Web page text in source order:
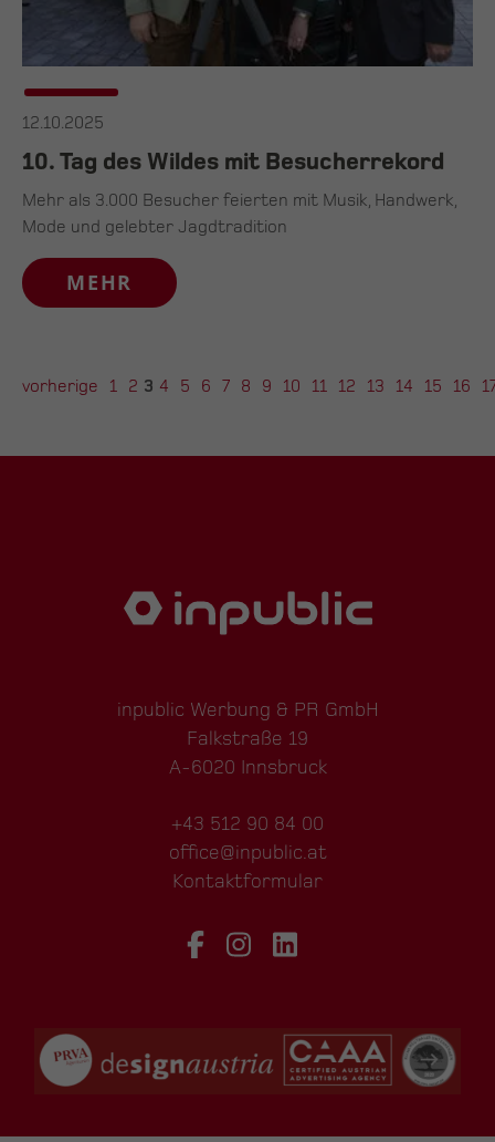
12.10.2025
10. Tag des Wildes mit Besucherrekord
Mehr als 3.000 Besucher feierten mit Musik, Handwerk,
Mode und gelebter Jagdtradition
MEHR
vorherige 1 2 3 4 5 6 7 8 9 10 11 12 13 14 15 16
inpublic Werbung & PR GmbH
Falkstraße 19
A-6020 Innsbruck
+43 512 90 84 00
office@inpublic.at
Kontaktformular